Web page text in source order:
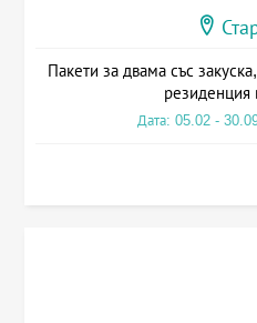
Пакети за двама със
резиденция
Дата: 05.02 -